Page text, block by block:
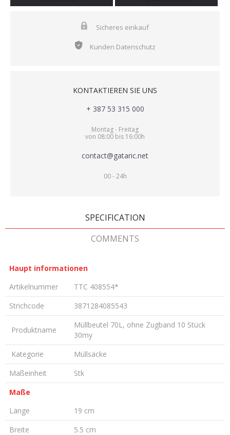
Sicheres einkauf
Kunden Datenschutz
KONTAKTIEREN SIE UNS
+ 387 53 315 000
Montag - Freitag
von 08:00 bis 16:00h
contact@gataric.net
00 - 24h
SPECIFICATION
COMMENTS
Haupt informationen
Artikelnummer
TTC 408554*
Strichcode
3871284085543
Produktname
Müllbeutel 70L, ohne Zugband 10 Stück
30my
Kategorie
Müllsäcke
Maßeinheit
Stk
Maße
Länge
19 cm
Breite
5.5 cm